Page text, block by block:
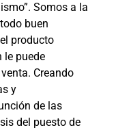
Somos a la
buen
producto
le puede
Creando
y
de las
del puesto de